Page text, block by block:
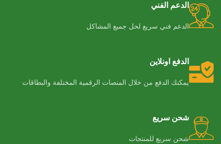
الدعم الفني
الدعم فني سريع لحل جميع المشاكل
الدفع اونلاين
يمكنك الدفع من خلال المنصات الرقمية المختلفة والبطاقات
شحن سريع
شحن سريع للمنتجات